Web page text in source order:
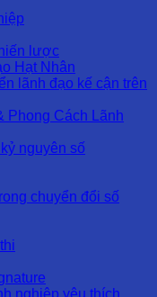
lược
Hạt Nhân
lãnh đạo kế cận trên
Phong Cách Lãnh
nguyên số
chuyển đổi số
nghiệp yêu thích